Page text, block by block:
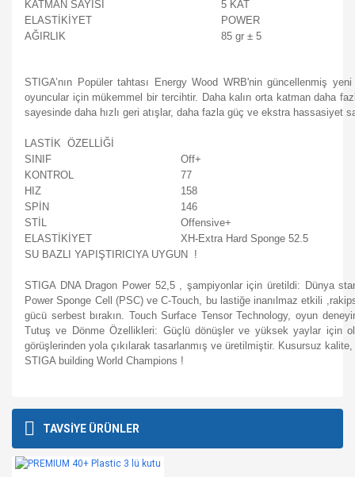
KATMAN SAYISI
5 KAT
ELASTİKİYET
POWER
AĞIRLIK
85 gr ± 5
STIGA’nın Popüler tahtası Energy Wood WRB'nin güncellenmiş
oyuncular için mükemmel bir tercihtir. Daha kalın orta katman daha
sayesinde daha hızlı geri atışlar, daha fazla güç ve ekstra hassasiyet
LASTİK ÖZELLİĞİ
SINIF
Off+
KONTROL
77
HIZ
158
SPİN
146
STİL
Offensive+
ELASTİKİYET
XH-Extra Hard Sponge 52.5
SU BAZLI YAPIŞTIRICIYA UYGUN !
STIGA DNA Dragon Power 52,5 , şampiyonlar için üretildi: Dünya
Power Sponge Cell (PSC) ve C-Touch, bu lastiğe inanılmaz etkili
gücü serbest bırakın. Touch Surface Tensor Technology, oyun
Tutuş ve Dönme Özellikleri: Güçlü dönüşler ve yüksek yaylar için
görüşlerinden yola çıkılarak tasarlanmış ve üretilmiştir. Kusursuz
STIGA building World Champions !
Bu ürüne ilk yorumu siz yapın!
kullanarak tarafımıza iletebilirsiniz.
Görüş ve önerileriniz için teşekkür ederiz.
TAVSİYE ÜRÜNLER